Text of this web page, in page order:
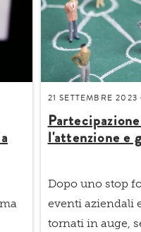
preso visione dell'Informativa sul
21 SETTEMBRE 2023
l'attenzione e
Dopo uno stop
eventi aziendali
tornati in auge,